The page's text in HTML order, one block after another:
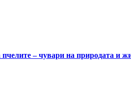
пчелите – чувари на природата и